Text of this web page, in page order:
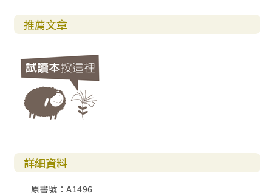
推薦文章
詳細資料
原書號：A1496